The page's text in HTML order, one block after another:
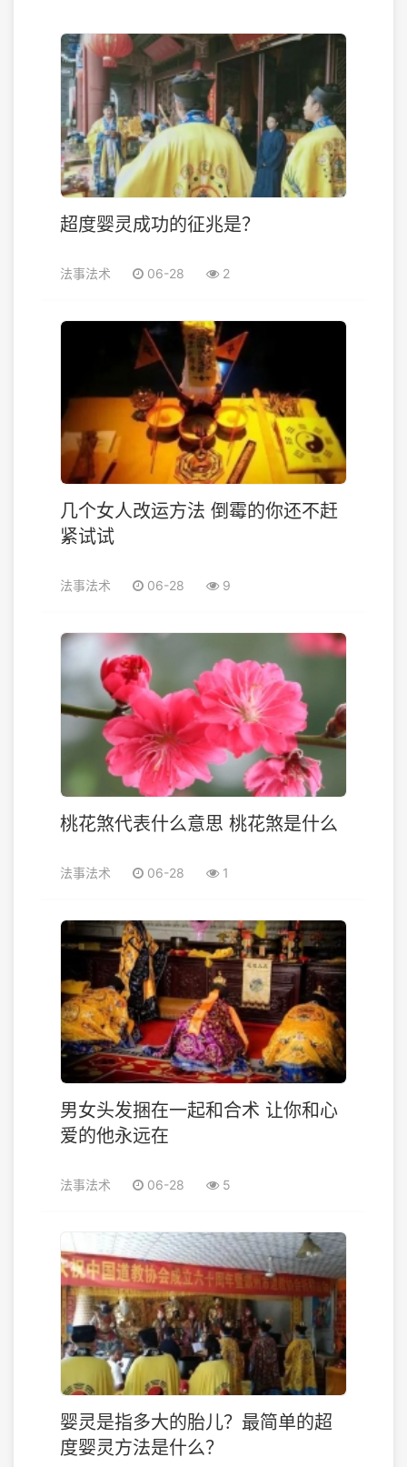
超度婴灵成功的征兆是？
法事法术 06-28 2
几个女人改运方法 倒霉的你还不赶
紧试试
法事法术 06-28 9
桃花煞代表什么意思 桃花煞是什么
法事法术 06-28 1
男女头发捆在一起和合术 让你和心
爱的他永远在
法事法术 06-28 5
婴灵是指多大的胎儿？最简单的超
度婴灵方法是什么？